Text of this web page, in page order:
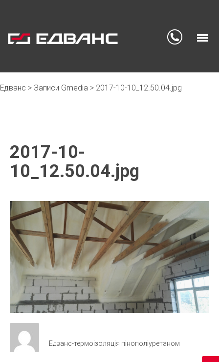
Skip
Едванс > Записи Gmedia > 2017-10-10_12.50.04.jpg
2017-10-
10_12.50.04.jpg
Едванс-термоізоляція пінополіуретаном